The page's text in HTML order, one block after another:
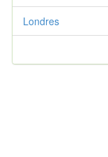
Londres